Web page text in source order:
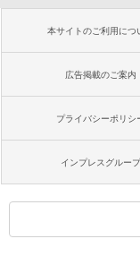
本サイトのご利用につ
広告掲載のご案内
プライバシーポリシ
インプレスグループ